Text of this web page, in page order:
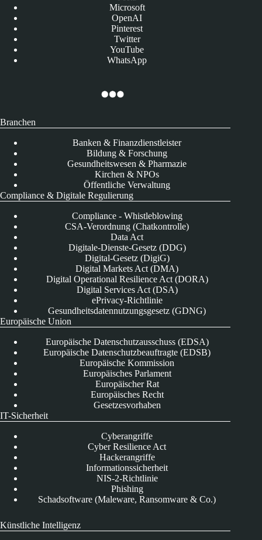
Microsoft
OpenAI
Pinterest
Twitter
YouTube
WhatsApp
Branchen
Banken & Finanzdienstleister
Bildung & Forschung
Gesundheitswesen & Pharmazie
Kirchen & NPOs
Öffentliche Verwaltung
Compliance & Digitale Regulierung
Compliance - Whistleblowing
CSA-Verordnung (Chatkontrolle)
Data Act
Digitale-Dienste-Gesetz (DDG)
Digital-Gesetz (DigiG)
Digital Markets Act (DMA)
Digital Operational Resilience Act (DORA)
Digital Services Act (DSA)
ePrivacy-Richtlinie
Gesundheitsdatennutzungsgesetz (GDNG)
Europäische Union
Europäische Datenschutzausschuss (EDSA)
Europäische Datenschutzbeauftragte (EDSB)
Europäische Kommission
Europäisches Parlament
Europäischer Rat
Europäisches Recht
Gesetzesvorhaben
IT-Sicherheit
Cyberangriffe
Cyber Resilience Act
Hackerangriffe
Informationssicherheit
NIS-2-Richtlinie
Phishing
Schadsoftware (Maleware, Ransomware & Co.)
Künstliche Intelligenz